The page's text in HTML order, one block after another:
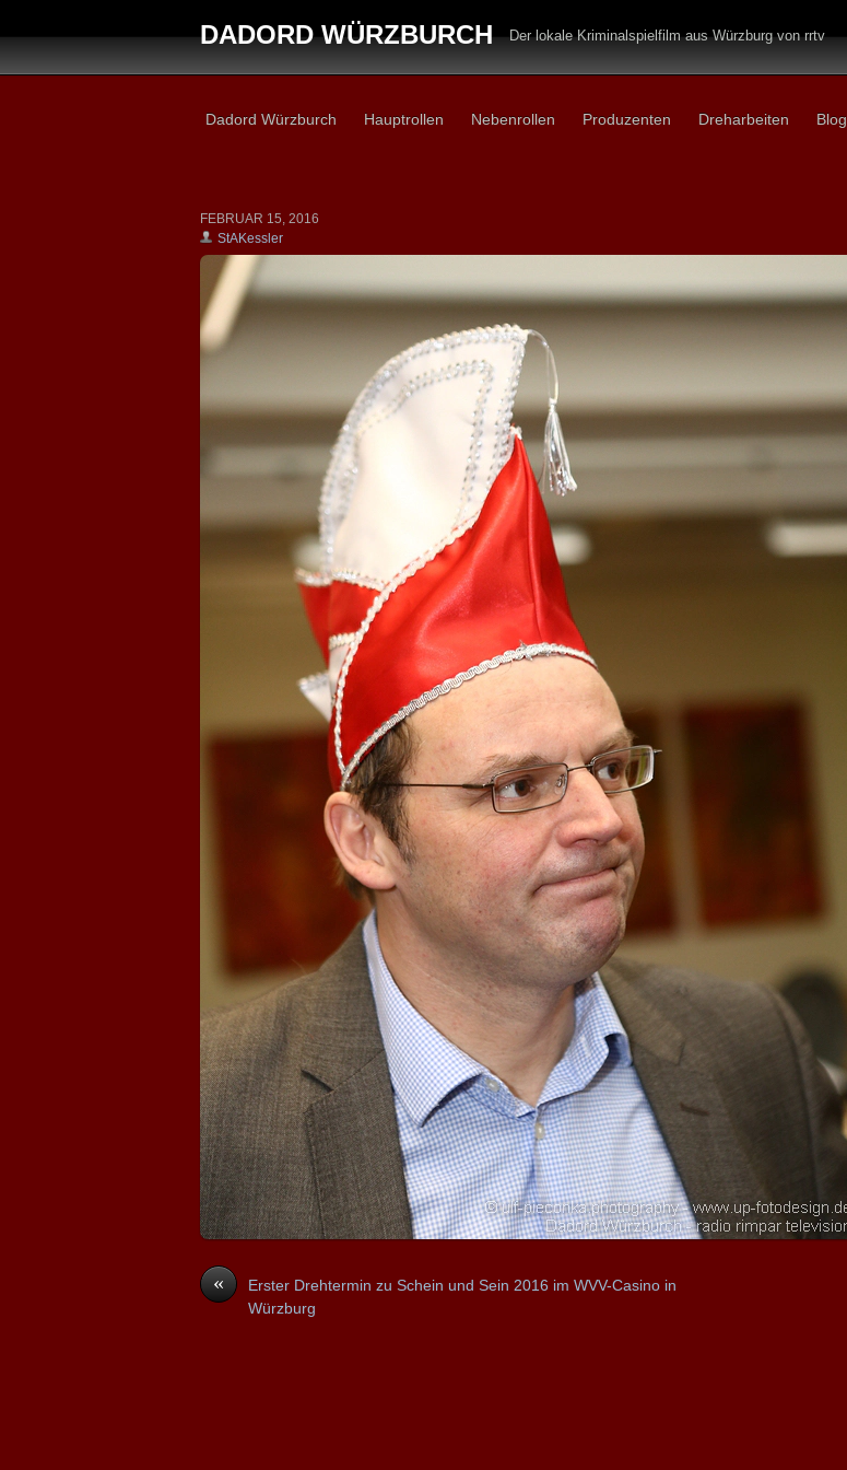
DADORD WÜRZBURCH Der lokale Kriminalspielfilm aus Würzburg von rrtv
Dadord Würzburch Hauptrollen Nebenrollen Produzenten Dreharbeiten Blog
FEBRUAR 15, 2016
StAKessler
«
Erster Drehtermin zu Schein und Sein 2016 im WVV-Casino in
Würzburg